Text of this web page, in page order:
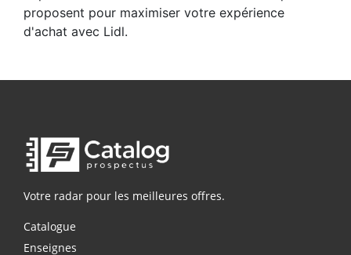
Explorez les différentes offres et services qu'ils
proposent pour maximiser votre expérience
Catalogue